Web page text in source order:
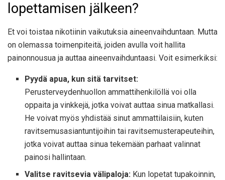
lopettamisen jälkeen?
Et voi toistaa nikotiinin vaikutuksia aineenvaihduntaan. Mutta
on olemassa toimenpiteitä, joiden avulla voit hallita
painonnousua ja auttaa aineenvaihduntaasi. Voit esimerkiksi:
Pyydä apua, kun sitä tarvitset:
Perusterveydenhuollon ammattihenkilöllä voi olla
oppaita ja vinkkejä, jotka voivat auttaa sinua matkallasi.
He voivat myös yhdistää sinut ammattilaisiin, kuten
ravitsemusasiantuntijoihin tai ravitsemusterapeuteihin,
jotka voivat auttaa sinua tekemään parhaat valinnat
painosi hallintaan.
Valitse ravitsevia välipaloja: Kun lopetat tupakoinnin,